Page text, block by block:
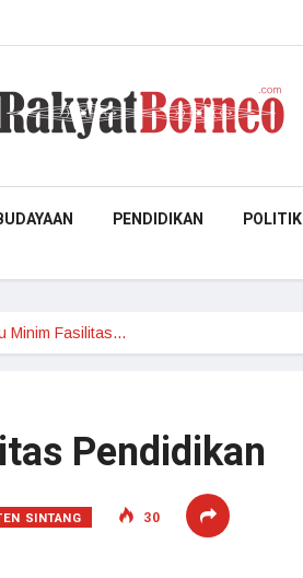
PENDIDIKAN POLITIK
Minim Fasilitas…
Pendidikan
SINTANG 30